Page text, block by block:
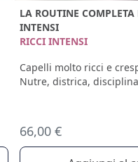
LA ROUTINE COMPLETA
INTENSI
RICCI INTENSI
Capelli molto ricci e
Nutre, districa,
66,00 €